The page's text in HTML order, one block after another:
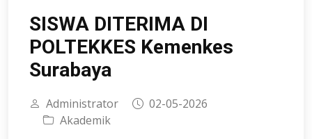
SISWA DITERIMA DI
POLTEKKES Kemenkes
Surabaya
Administrator
02-05-2026
Akademik